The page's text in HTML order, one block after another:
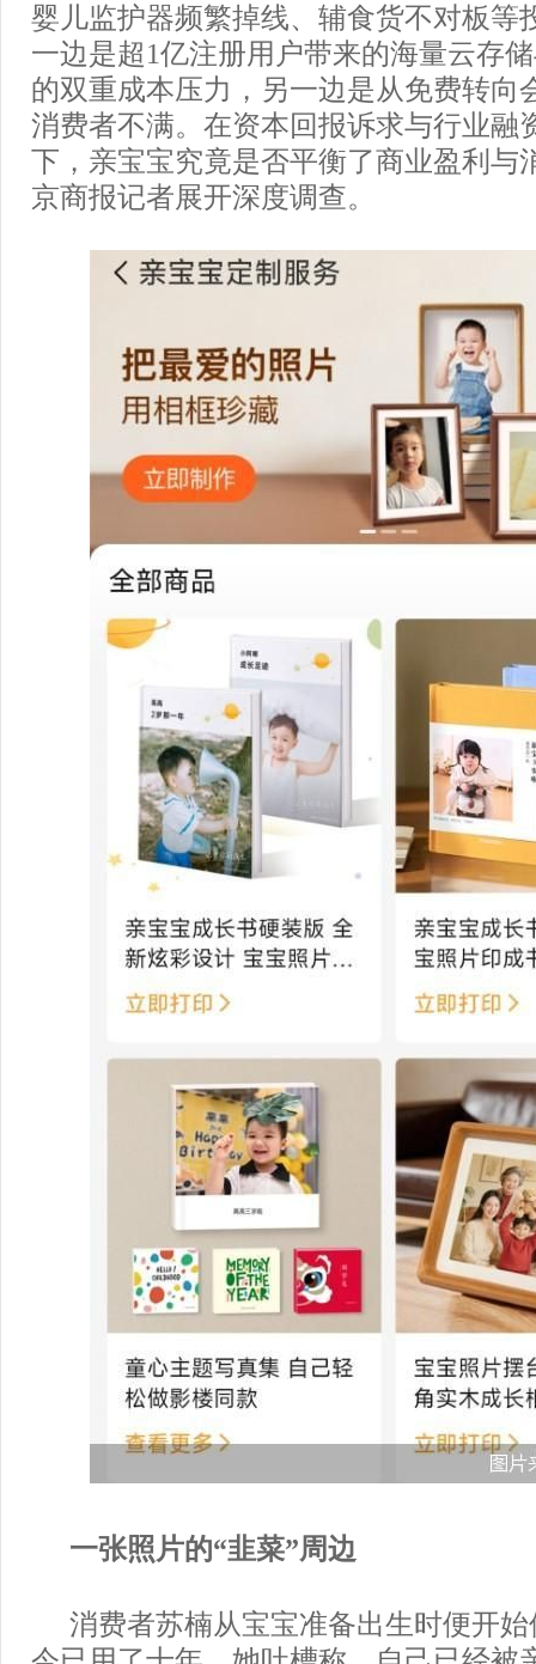
婴儿监护器频繁掉线、辅食货不对板等
一边是超1亿注册用户带来的海量云存
的双重成本压力，另一边是从免费转向
消费者不满。在资本回报诉求与行业融
下，亲宝宝究竟是否平衡了商业盈利与
京商报记者展开深度调查。
一张照片的“韭菜”周边
消费者苏楠从宝宝准备出生时便开